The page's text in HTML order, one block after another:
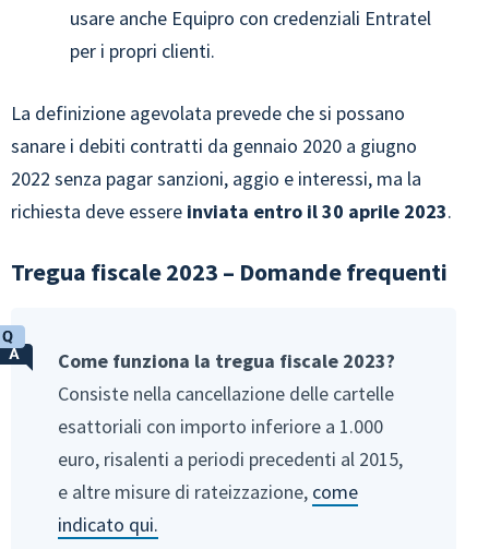
usare anche Equipro con credenziali Entratel
per i propri clienti.
La definizione agevolata prevede che si possano
sanare i debiti contratti da gennaio 2020 a giugno
2022 senza pagar sanzioni, aggio e interessi, ma la
richiesta deve essere inviata entro il 30 aprile 2023.
Tregua fiscale 2023 – Domande frequenti
Come funziona la tregua fiscale 2023?
Consiste nella cancellazione delle cartelle
esattoriali con importo inferiore a 1.000
euro, risalenti a periodi precedenti al 2015,
e altre misure di rateizzazione, come
indicato qui.